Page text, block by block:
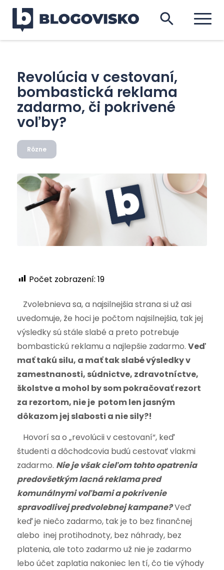
Revolúcia v cestovaní,
bombastická reklama
zadarmo, či pokrivené
voľby?
Rôzne
Počet zobrazení: 19
Zvolebnieva sa, a najsilnejšia strana si už asi
uvedomuje, že hoci je počtom najsilnejšia, tak jej
výsledky sú stále slabé a preto potrebuje
bombastickú reklamu a najlepšie zadarmo. Veď
mať takú silu, a mať tak slabé výsledky v
zamestnanosti, súdnictve, zdravotníctve,
školstve a mohol by som pokračovať rezort
za rezortom, nie je potom len jasným
dôkazom jej slabosti a nie sily?!
Hovorí sa o „revolúcii v cestovaní“, keď
študenti a dôchodcovia budú cestovať vlakmi
zadarmo. Nie je však cieľom tohto opatrenia
predovšetkým lacná reklama pred
komunálnymi voľbami a pokrivenie
spravodlivej predvolebnej kampane?Veď
keď je niečo zadarmo, tak je to bez finančnej
alebo inej protihodnoty, bez náhrady, bez
platenia, ale toto zadarmo už nie je zadarmo
lebo účet zaplatia nakoniec len tí, čo tie výhody